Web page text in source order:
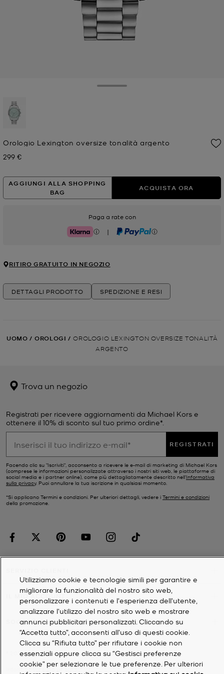
Orologio Lexington oversize tonalità argento
Prezzo attuale
299 €
AGGIUNGI ALLA SHOPPING
BAG
ACQUISTA ORA
Paga a rate con
Klarna | PayPal
RITIRO GRATUITO IN NEGOZIO
DETTAGLI PRODOTTO SPEDIZIONE E RESI
UOMO / OROLOGI / OROLOGIO LEXINGTON OVERSIZE TONALITÀ
ARGENTO
Trova un negozio
Registrati per ricevere aggiornamenti da Michael Kors e
ottenere il 10% di sconto sul tuo primo ordine*.
REGISTRATI
Facendo clic su "Iscriviti", acconsento a ricevere le e-mail di marketing di Michael Kors
(comprese le informazioni personalizzate attraverso i nostri siti web, le piattaforme di
social media e i partner online), come più dettagliatamente descritto nell’Informativa
sulla privacy. Puoi annullare la tua iscrizione in qualsiasi momento.
*Si applicano Termini e condizioni. Per ulteriori dettagli, vedere i Termini e condizioni
della promozione.
IL MIO ACCOUNT
SOCIETÀ
2026Michael Kors
Informativa sulla privacy
Utilizziamo cookie e tecnologie simili per garantire e
migliorare la funzionalità del nostro sito web,
personalizzare i contenuti e l'esperienza dell'utente,
analizzare l'utilizzo del nostro sito web e mostrare
annunci pubblicitari personalizzati. Cliccando su
“Accetta tutto”, acconsenti all'uso di questi cookie.
Clicca su “Rifiuta tutto” per rifiutare i cookie non
essenziali oppure clicca su “Gestisci preferenze
cookie” per selezionare le tue preferenze. Per ulteriori